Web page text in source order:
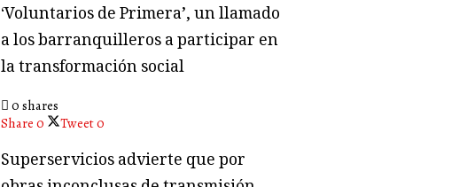
‘Voluntarios de Primera’, un llamado
a los barranquilleros a participar en
la transformación social
0 shares
Share 0 Tweet0
Superservicios advierte que por